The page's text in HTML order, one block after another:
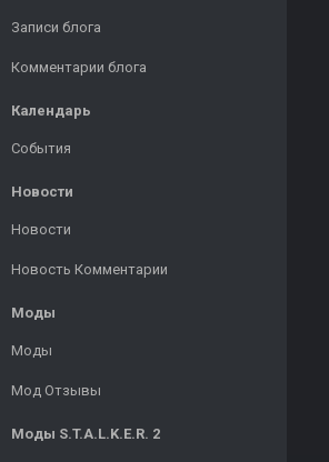
Записи блога
Комментарии блога
Календарь
События
Новости
Новости
Новость Комментарии
Моды
Моды
Мод Отзывы
Моды S.T.A.L.K.E.R. 2